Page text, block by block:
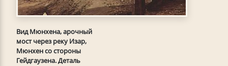
Вид Мюнхена, арочный
мост через реку Изар,
Мюнхен со стороны
Гейдгаузена. Деталь